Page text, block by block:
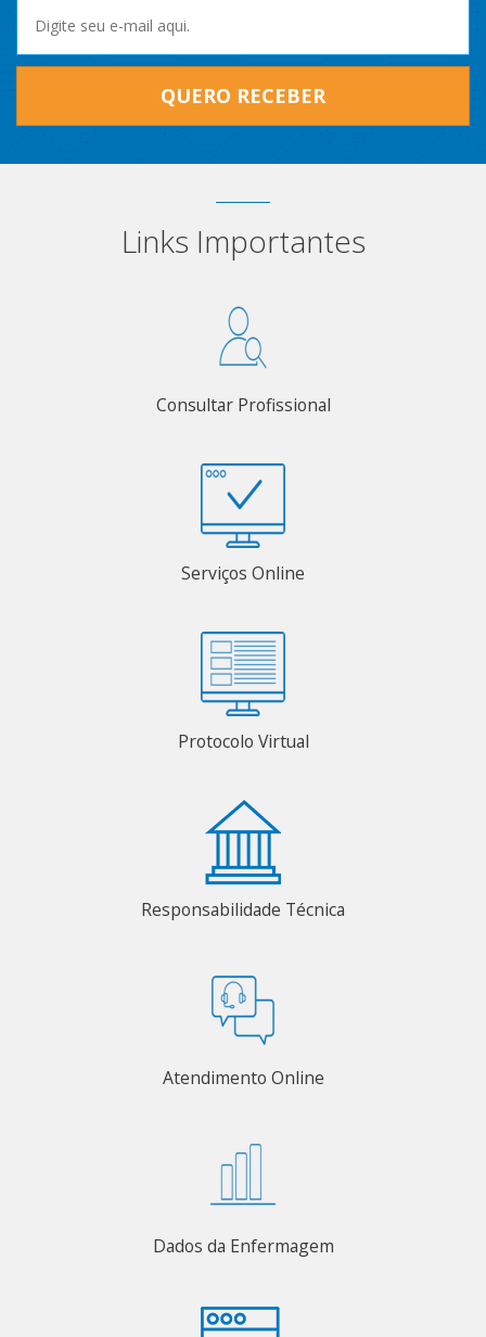
QUERO RECEBER
Links Importantes
Consultar Profissional
Serviços Online
Protocolo Virtual
Responsabilidade Técnica
Atendimento Online
Dados da Enfermagem